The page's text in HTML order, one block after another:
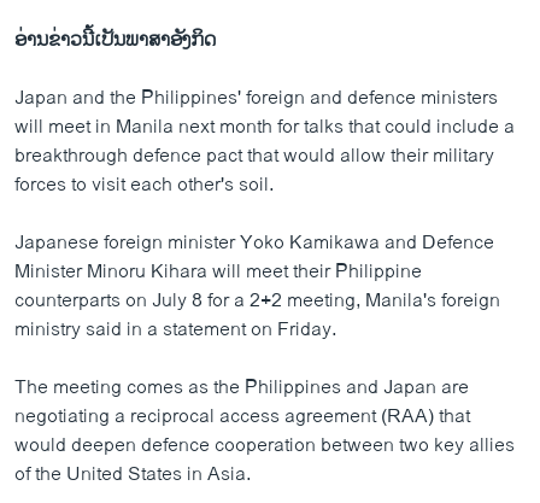
ອ່ານ​ຂ່າວນີ້​ເປັນ​ພາ​ສາ​ອັງ​ກິດ
Japan and the Philippines' foreign and defence ministers
will meet in Manila next month for talks that could include a
breakthrough defence pact that would allow their military
forces to visit each other's soil.
Japanese foreign minister Yoko Kamikawa and Defence
Minister Minoru Kihara will meet their Philippine
counterparts on July 8 for a 2+2 meeting, Manila's foreign
ministry said in a statement on Friday.
The meeting comes as the Philippines and Japan are
negotiating a reciprocal access agreement (RAA) that
would deepen defence cooperation between two key allies
of the United States in Asia.